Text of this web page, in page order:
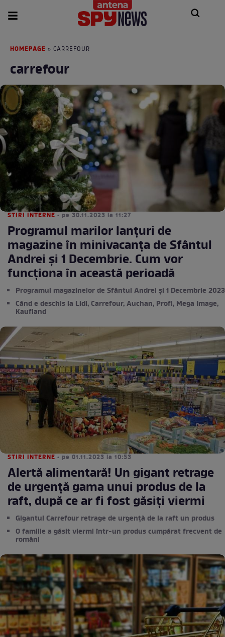
HOMEPAGE » CARREFOUR
carrefour
STIRI INTERNE • pe 30.11.2023 la 11:27
Programul marilor lanțuri de
magazine în minivacanța de Sfântul
Andrei și 1 Decembrie. Cum vor
funcționa în această perioadă
Programul magazinelor de Sfântul Andrei şi 1 Decembrie 2023
Când e deschis la Lidl, Carrefour, Auchan, Profi, Mega Image,
Kaufland
STIRI INTERNE • pe 01.11.2023 la 10:53
Alertă alimentară! Un gigant retrage
de urgență gama unui produs de la
raft, după ce ar fi fost găsiți viermi
Gigantul Carrefour retrage de urgență de la raft un produs
O familie a găsit viermi într-un produs cumpărat frecvent de
români